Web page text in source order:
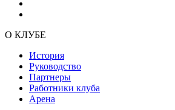
О КЛУБЕ
История
Руководство
Партнеры
Работники клуба
Арена